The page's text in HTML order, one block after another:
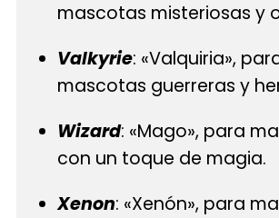
mascotas misteriosas y
Valkyrie: «Valquiria»,
mascotas guerreras y
Wizard: «Mago», para
con un toque de magia.
Xenon: «Xenón», para